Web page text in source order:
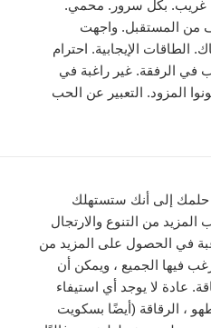
غريب. بكل سرور. محمي.
من المستقبل. واجهت
الطاقات الإيجابية. احترام
في الرفقة. غير راغبة في
المزود. التعبير عن الحب
حلمك إلى أنك ستستهلك
المزيد من التنوع والارتجال
في الحصول على المزيد من
فيها الجميع ، ويمكن أن
عادة لا يوجد أي استيفاء
، الرقاقة (أيضًا بسكويت